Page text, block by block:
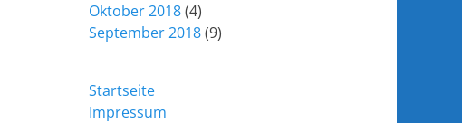
Oktober 2018(4)
September 2018(9)
Startseite
Impressum